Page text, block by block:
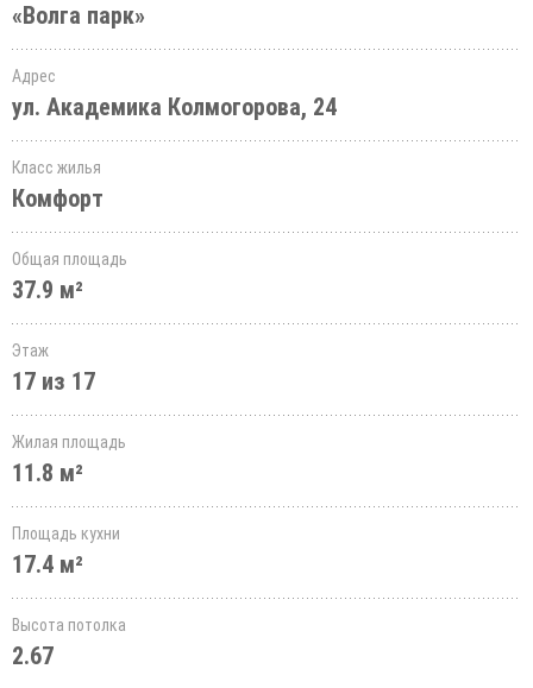
«Волга парк»
Адрес
ул. Академика Колмогорова, 24
Класс жилья
Комфорт
Общая площадь
37.9 м²
Этаж
17 из 17
Жилая площадь
11.8 м²
Площадь кухни
17.4 м²
Высота потолка
2.67